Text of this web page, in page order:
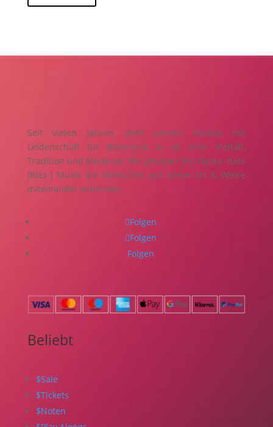
Seit vielen Jahren steht unsere Familie mit
Leidenschaft für Blasmusik in all ihrer Vielfalt,
Tradition und Moderne. Wir glauben fest daran, dass
(Blas-) Musik die Menschen auf beste Art & Weise
miteinander verbindet.
Folgen
Folgen
Folgen
Beliebt
$Sale
$Tickets
$Noten